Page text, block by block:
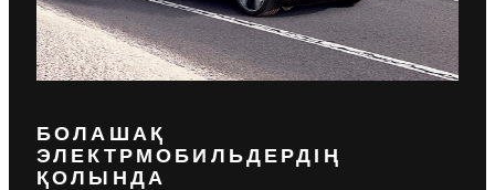
БОЛАШАҚ
ЭЛЕКТРМОБИЛЬДЕРДІҢ
ҚОЛЫНДА